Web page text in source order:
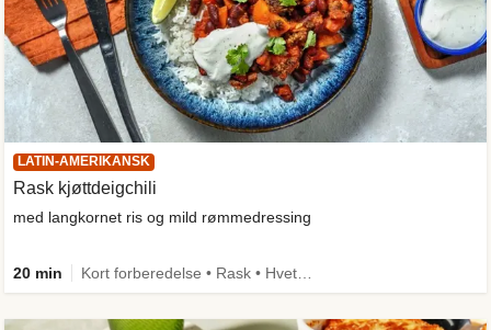
LATIN-AMERIKANSK
Rask kjøttdeigchili
med langkornet ris og mild rømmedressing
20 min